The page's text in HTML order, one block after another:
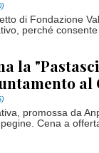
di Fondazione
perché
la
promossa da
Cena a